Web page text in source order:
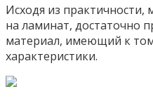
Исходя из
на ламинат, достаточно
материал, имеющий к
характеристики.